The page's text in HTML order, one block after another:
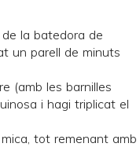
la batedora de
un parell de minuts
(amb les barnilles
i hagi triplicat el
tot remenant amb